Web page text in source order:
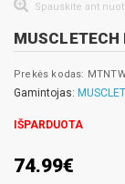
Spauskite ant
Prekės kodas:
Gamintojas:
IŠPARDUOTA
74.99€